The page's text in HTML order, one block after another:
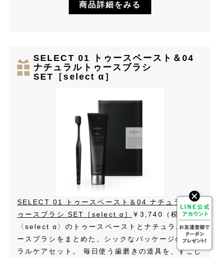
商品詳細をみる
SELECT 01 トゥースペースト＆04
ナチュラルトゥースブラシ
SET［select α］
SELECT 01 トゥースペースト＆04 ナチュラルト
ゥースブラシ SET［select α］
￥3,740（税込）
〈select α〉のトゥースペーストとナチュラルトゥ
ースブラシをまとめた、シックなパッケージのオー
ラルケアセット。 毎日使う歯磨きの道具を、すこし